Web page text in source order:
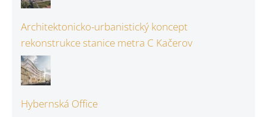
Architektonicko-urbanistický koncept
rekonstrukce stanice metra C Kačerov
Hybernská Office